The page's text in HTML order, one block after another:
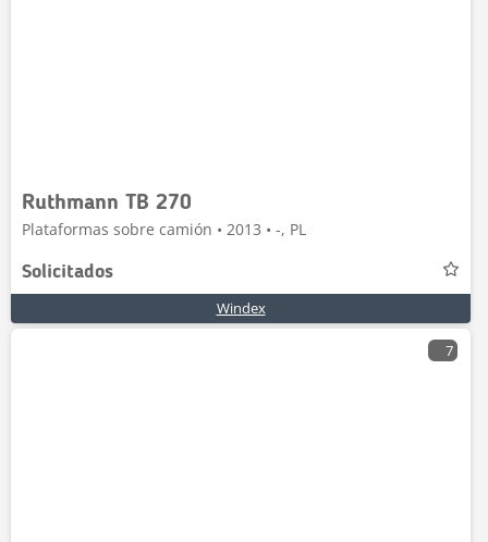
Ruthmann TB 270
Plataformas sobre camión • 2013 • -, PL
Solicitados
Windex
7